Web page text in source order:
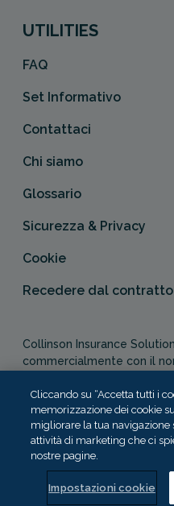
UTILITIES
FAQ
Set Informativo
Contattaci
Chi siamo
Glossario
Sicurezza & Privacy
Cookie
Recedere dal
Collinson Insurance
commercialmente con il
Authority in qualità di
-Cap. 487). In Italia,
alla vigilanza dell’IVASS.
Cliccando su “Accetta tutti i
memorizzazione dei cookie
migliorare la tua navigazione
attività di marketing che ci
nostre pagine.
Impostazioni cookie